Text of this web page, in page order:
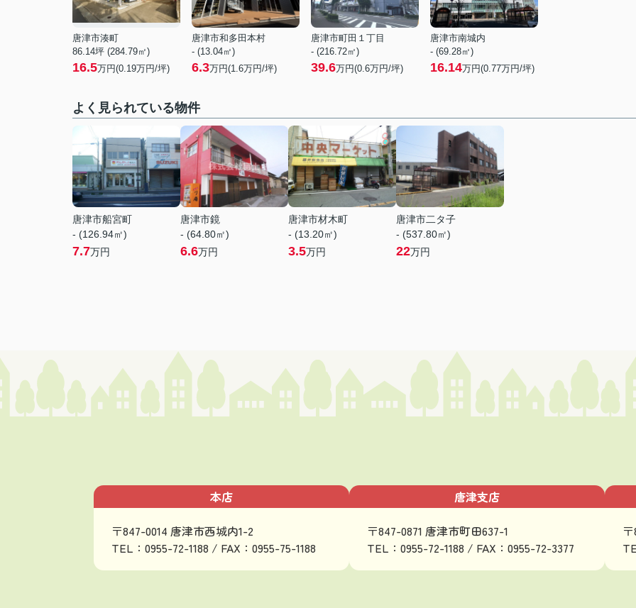
唐津市湊町
86.14坪 (284.79㎡)
16.5万円(0.19万円/坪)
唐津市和多田本村
- (13.04㎡)
6.3万円(1.6万円/坪)
唐津市町田１丁目
- (216.72㎡)
39.6万円(0.6万円/坪)
唐津市南城内
- (69.28㎡)
16.14万円(0.77万円/坪)
よく見られている物件
唐津市船宮町
- (126.94㎡)
7.7万円
唐津市鏡
- (64.80㎡)
6.6万円
唐津市材木町
- (13.20㎡)
3.5万円
唐津市二タ子
- (537.80㎡)
22万円
本店
〒847-0014 唐津市西城内1-2
TEL：0955-72-1188 / FAX：0955-75-1188
唐津支店
〒847-0871 唐津市町田637-1
TEL：0955-72-1188 / FAX：0955-72-3377